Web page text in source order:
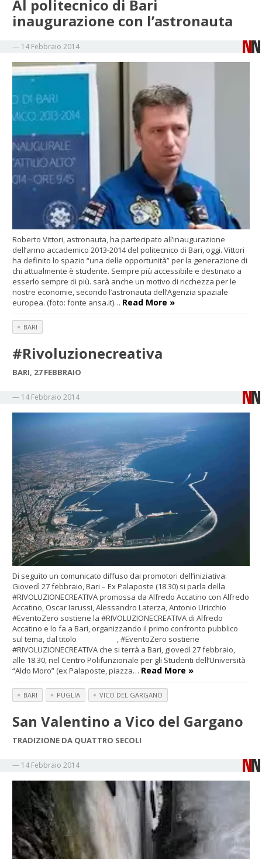
Al politecnico di Bari
inaugurazione con l’astronauta
— 14 Febbraio 2014
Roberto Vittori, astronauta, ha partecipato all’inaugurazione
dell’anno accademico 2013-2014 del politecnico di Bari, oggi. Vittori
ha definito lo spazio “una delle opportunità” per la generazione di
chi attualmente è studente. Sempre più accessibile e destinato a
esserlo sempre di più. sarà anche un motivo di ricchezza per le
nostre economie, secondo l’astronauta dell’Agenzia spaziale
europea. (foto: fonte ansa.it)… Read More »
BARI
#Rivoluzionecreativa
BARI, 27 FEBBRAIO
— 14 Febbraio 2014
Di seguito un comunicato diffuso dai promotori dell’iniziativa:
Giovedì 27 febbraio, Bari – Ex Palaposte (18.30) si parla della
#RIVOLUZIONECREATIVA promossa da Alfredo Accatino con Alfredo
Accatino, Oscar Iarussi, Alessandro Laterza, Antonio Uricchio
#EventoZero sostiene la #RIVOLUZIONECREATIVA di Alfredo
Accatino e lo fa a Bari, organizzando il primo confronto pubblico
sul tema, dal titolo , #EventoZero sostiene
#RIVOLUZIONECREATIVA che si terrà a Bari, giovedì 27 febbraio,
alle 18.30, nel Centro Polifunzionale per gli Studenti dell’Università
“Aldo Moro” (ex Palaposte, piazza… Read More »
BARI PUGLIA VICO DEL GARGANO
San Valentino a Vico del Gargano
TRADIZIONE DA QUATTRO SECOLI
— 14 Febbraio 2014